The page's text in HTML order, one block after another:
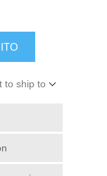
to ship to